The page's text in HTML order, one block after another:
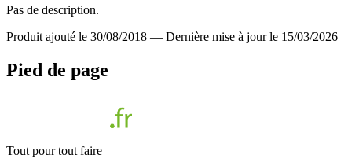
Pas de description.
Produit ajouté le 30/08/2018 — Dernière mise à jour le 15/03/2026
Pied de page
Tout pour tout faire